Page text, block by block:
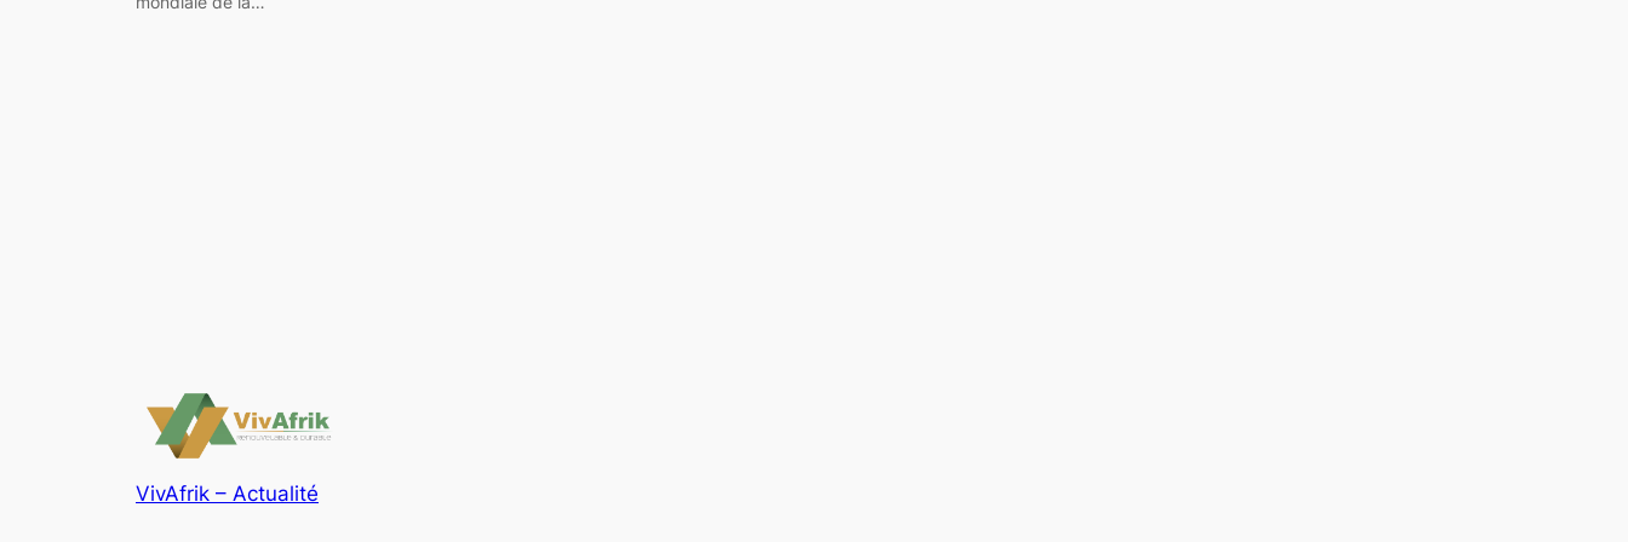
VivAfrik – Actualité